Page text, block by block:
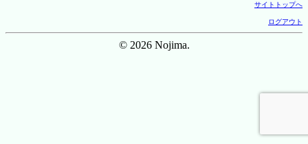
サイトトップへ
ログアウト
© 2026 Nojima.